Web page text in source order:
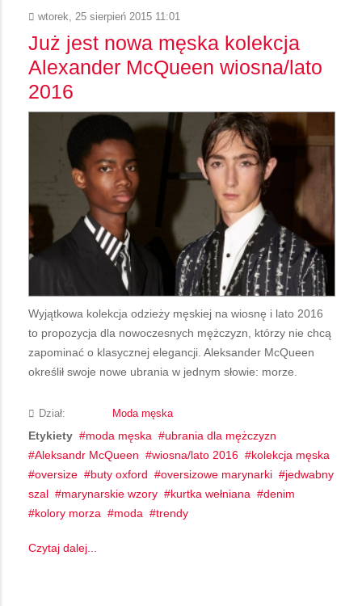
wtorek, 25 sierpień 2015 11:01
Już jest nowa męska kolekcja
Alexander McQueen wiosna/lato
2016
Wyjątkowa kolekcja odzieży męskiej na wiosnę i lato 2016
to propozycja dla nowoczesnych mężczyzn, którzy nie chcą
zapominać o klasycznej elegancji. Aleksander McQueen
określił swoje nowe ubrania w jednym słowie: morze.
Dział: Moda męska
Etykiety moda męska
ubrania dla mężczyzn
Aleksandr McQueen
wiosna/lato 2016
kolekcja męska
oversize
buty oxford oversizowe marynarki
jedwabny
szal
marynarskie wzory kurtka wełniana
denim
kolory morza
moda trendy
Czytaj dalej...